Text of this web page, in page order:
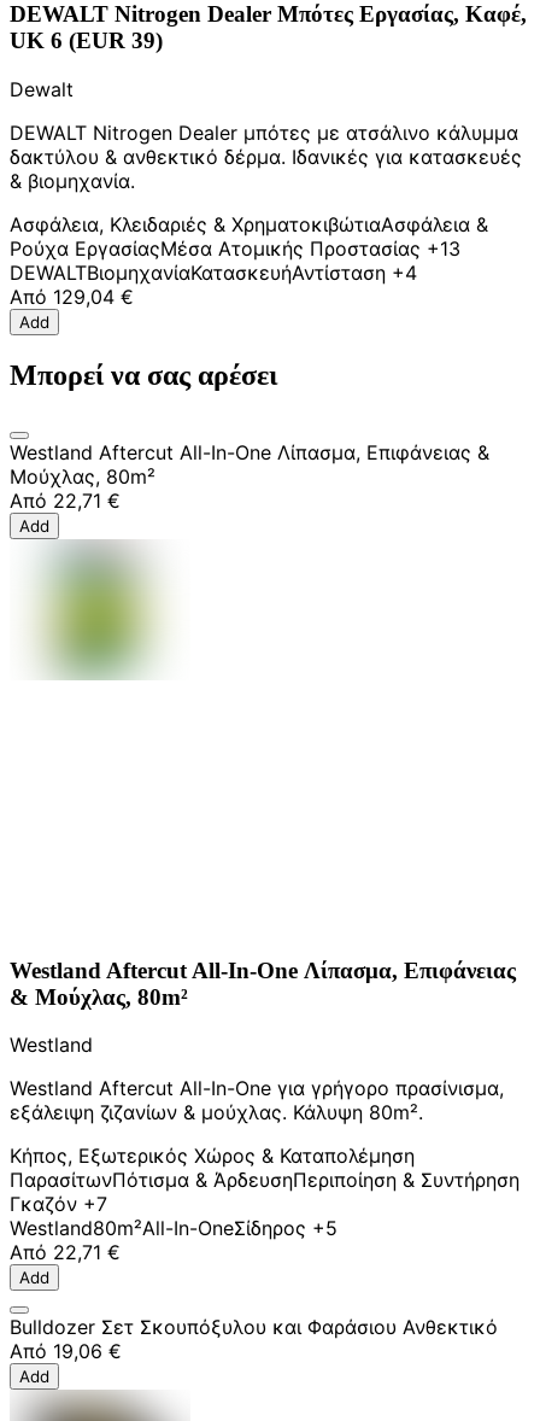
DEWALT Nitrogen Dealer Μπότες Εργασίας, Καφέ,
UK 6 (EUR 39)
Dewalt
DEWALT Nitrogen Dealer μπότες με ατσάλινο κάλυμμα
δακτύλου & ανθεκτικό δέρμα. Ιδανικές για κατασκευές
& βιομηχανία.
Ασφάλεια, Κλειδαριές & ΧρηματοκιβώτιαΑσφάλεια &
Ρούχα ΕργασίαςΜέσα Ατομικής Προστασίας +13
DEWALTΒιομηχανίαΚατασκευήΑντίσταση +4
Από 129,04 €
Add
Μπορεί να σας αρέσει
Westland Aftercut All-In-One Λίπασμα, Επιφάνειας &
Μούχλας, 80m²
Από 22,71 €
Add
Westland Aftercut All-In-One Λίπασμα, Επιφάνειας
& Μούχλας, 80m²
Westland
Westland Aftercut All-In-One για γρήγορο πρασίνισμα,
εξάλειψη ζιζανίων & μούχλας. Κάλυψη 80m².
Κήπος, Εξωτερικός Χώρος & Καταπολέμηση
ΠαρασίτωνΠότισμα & ΆρδευσηΠεριποίηση & Συντήρηση
Γκαζόν +7
Westland80m²All-In-OneΣίδηρος +5
Από 22,71 €
Add
Bulldozer Σετ Σκουπόξυλου και Φαράσιου Ανθεκτικό
Από 19,06 €
Add